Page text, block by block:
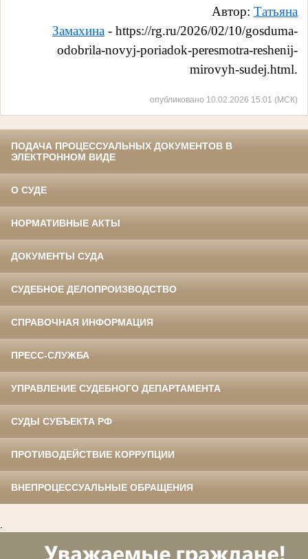
Автор: Татьяна
Замахина - https://rg.ru/2026/02/10/gosduma-
odobrila-novyj-poriadok-peresmotra-reshenij-
mirovyh-sudej.html.
опубликовано 10.02.2026 15:01 (МСК)
ПОДАЧА ПРОЦЕССУАЛЬНЫХ ДОКУМЕНТОВ В
ЭЛЕКТРОННОМ ВИДЕ
О СУДЕ
НОРМАТИВНЫЕ АКТЫ
ДОКУМЕНТЫ СУДА
СУДЕБНОЕ ДЕЛОПРОИЗВОДСТВО
СПРАВОЧНАЯ ИНФОРМАЦИЯ
ПРЕСС-СЛУЖБА
УПРАВЛЕНИЕ СУДЕБНОГО ДЕПАРТАМЕНТА
СУДЫ СУБЪЕКТА РФ
ПРОТИВОДЕЙСТВИЕ КОРРУПЦИИ
ВНЕПРОЦЕССУАЛЬНЫЕ ОБРАЩЕНИЯ